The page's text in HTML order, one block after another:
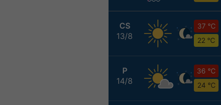
CS
13/8
37 °C
22 °C
P
14/8
36 °C
24 °C